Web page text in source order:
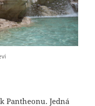
Pantheonu. Jedná